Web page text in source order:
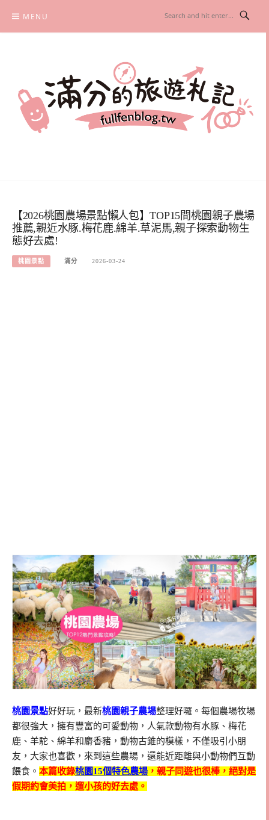
content
MENU
【2026桃園農場景點懶人包】TOP15間桃園親子農場
推薦,親近水豚.梅花鹿.綿羊.草泥馬,親子探索動物生
態好去處!
桃園景點 滿分 2026-03-24
桃園景點好好玩，最新桃園親子農場整理好囉。每個農場牧場
都很強大，擁有豐富的可愛動物，人氣款動物有水豚、梅花
鹿、羊駝、綿羊和麝香豬，動物古錐的模樣，不僅吸引小朋
友，大家也喜歡，來到這些農場，還能近距離與小動物們互動
餵食。 本篇收錄桃園15個特色農場 ，親子同遊也很棒， 絕對是
假期約會美拍，遛小孩的好去處。